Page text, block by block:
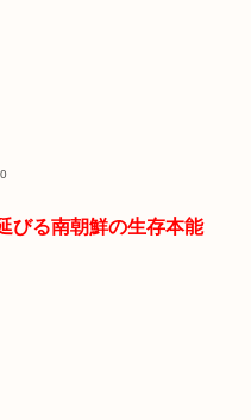
びる南朝鮮の生存本能